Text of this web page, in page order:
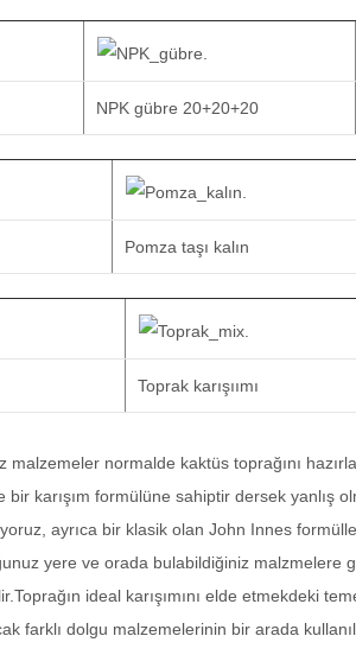
NPK gübre 20+20+20
Pomza taşı kalın
Toprak karışıımı
malzemeler normalde kaktüs toprağını
bir karışım formülüne sahiptir dersek yanlış
ayrıca bir klasik olan John Innes
yere ve orada bulabildiğiniz malzmelere
ideal karışımını elde etmekdeki
farklı dolgu malzemelerinin bir arada